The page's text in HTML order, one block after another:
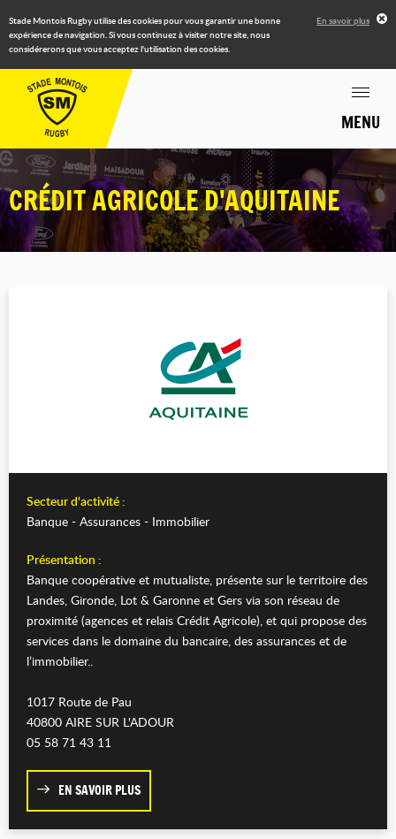
Stade Montois Rugby utilise des cookies pour vous garantir une bonne
expérience de navigation. Si vous continuez à visiter notre site, nous
considérerons que vous acceptez l'utilisation des cookies.
En savoir plus
MENU
CRÉDIT AGRICOLE D'AQUITAINE
Secteur d'activité :
Banque - Assurances - Immobilier
Présentation :
Banque coopérative et mutualiste, présente sur le territoire des
Landes, Gironde, Lot & Garonne et Gers via son réseau de
proximité (agences et relais Crédit Agricole), et qui propose des
services dans le domaine du bancaire, des assurances et de
l’immobilier..
1017 Route de Pau
40800 AIRE SUR L'ADOUR
05 58 71 43 11
EN SAVOIR PLUS